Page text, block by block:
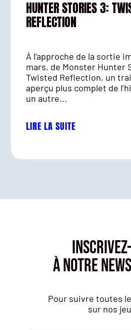
HUNTER STORIES 3:
REFLECTION
À l’approche de la sortie
mars, de Monster Hunter
Twisted Reflection, un
aperçu plus complet de
un autre...
LIRE LA SUITE
À NOTRE
Pour suivre toutes
sur nos